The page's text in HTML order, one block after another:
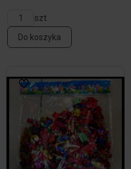
szt
Do koszyka